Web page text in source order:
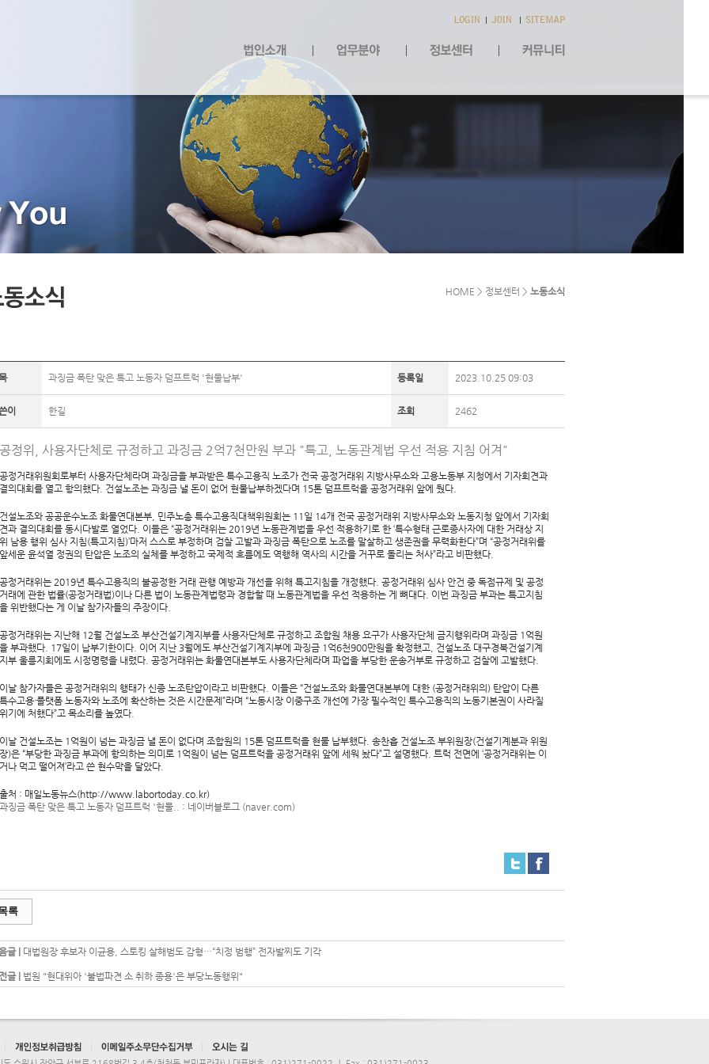
HOME > 정보센터 > 노동소식
과징금 폭탄 맞은 특고 노동자 덤프트럭 '현물납부' 등록일 2023.10.25 09:03
이 한길 조회 2462
공정위, 사용자단체로 규정하고 과징금 2억7천만원 부과 "특고, 노동관계법 우선 적용 지침 어겨"
공정거래위원회로부터 사용자단체라며 과징금을 부과받은 특수고용직 노조가 전국 공정거래위 지방사무소와 고용노동부 지청에서 기자회견과
결의대회를 열고 항의했다. 건설노조는 과징금 낼 돈이 없어 현물납부하겠다며 15톤 덤프트럭을 공정거래위 앞에 뒀다.
건설노조와 공공운수노조 화물연대본부, 민주노총 특수고용직대책위원회는 11일 14개 전국 공정거래위 지방사무소와 노동지청 앞에서 기자회
견과 결의대회를 동시다발로 열었다. 이들은 “공정거래위는 2019년 노동관계법을 우선 적용하기로 한 ‘특수형태 근로종사자에 대한 거래상 지
위 남용 행위 심사 지침(특고지침)’마저 스스로 부정하며 검찰 고발과 과징금 폭탄으로 노조를 말살하고 생존권을 무력화한다”며 “공정거래위를
앞세운 윤석열 정권의 탄압은 노조의 실체를 부정하고 국제적 흐름에도 역행해 역사의 시간을 거꾸로 돌리는 처사”라고 비판했다.
공정거래위는 2019년 특수고용직의 불공정한 거래 관행 예방과 개선을 위해 특고지침을 개정했다. 공정거래위 심사 안건 중 독점규제 및 공정
거래에 관한 법률(공정거래법)이나 다른 법이 노동관계법령과 경합할 때 노동관계법을 우선 적용하는 게 뼈대다. 이번 과징금 부과는 특고지침
을 위반했다는 게 이날 참가자들의 주장이다.
공정거래위는 지난해 12월 건설노조 부산건설기계지부를 사용자단체로 규정하고 조합원 채용 요구가 사용자단체 금지행위라며 과징금 1억원
을 부과했다. 17일이 납부기한이다. 이어 지난 3월에도 부산건설기계지부에 과징금 1억6천900만원을 확정했고, 건설노조 대구경북건설기계
지부 울릉지회에도 시정명령을 내렸다. 공정거래위는 화물연대본부도 사용자단체라며 파업을 부당한 운송거부로 규정하고 검찰에 고발했다.
이날 참가자들은 공정거래위의 행태가 신종 노조탄압이라고 비판했다. 이들은 “건설노조와 화물연대본부에 대한 (공정거래위의) 탄압이 다른
특수고용·플랫폼 노동자와 노조에 확산하는 것은 시간문제”라며 “노동시장 이중구조 개선에 가장 필수적인 특수고용직의 노동기본권이 사라질
위기에 처했다”고 목소리를 높였다.
이날 건설노조는 1억원이 넘는 과징금 낼 돈이 없다며 조합원의 15톤 덤프트럭을 현물 납부했다. 송찬흡 건설노조 부위원장(건설기계분과 위원
장)은 “부당한 과징금 부과에 항의하는 의미로 1억원이 넘는 덤프트럭을 공정거래위 앞에 세워 놨다”고 설명했다. 트럭 전면에 ‘공정거래위는 이
거나 먹고 떨어져’라고 쓴 현수막을 달았다.
출처 : 매일노동뉴스(http://www.labortoday.co.kr)
과징금 폭탄 맞은 특고 노동자 덤프트럭 '현물.. : 네이버블로그 (naver.com)
록
글 | 대법원장 후보자 이균용, 스토킹 살해범도 감형…“치정 범행” 전자발찌도 기각
글 | 법원 "현대위아 '불법파견 소 취하 종용'은 부당노동행위"